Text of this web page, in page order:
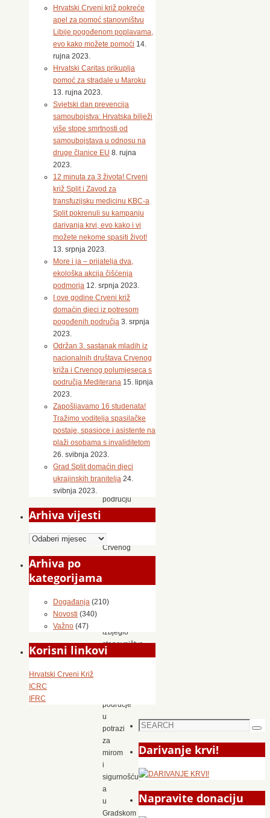
na
Ukrajinu
izbjegličke
kojoj
raseljenog
stanovništva
utočište
potražilo
području
Republike
Hrvatske,
jedan
njih
u
protekloj
godini
boravio
uvijek
boravi
te
u
općinama
Podstrana
i
Šolta
na
području
Gradsko
društvo
Crvenog
Od
ratne
izbjeglo
stanovništvo
dolazilo
područje
u
potrazi
za
mirom
i
sigurnošću,
a
u
Gradskom
Hrvatski Crveni križ pokreće
apel za pomoć stanovništvu
Libije pogođenom poplavama,
evo kako možete pomoći 14.
rujna 2023.
Hrvatski Caritas prikuplja
pomoć za stradale u Maroku
13. rujna 2023.
Svjetski dan prevencija
samoubojstva: Hrvatska bilježi
više stope smrtnosti od
samoubojstava u odnosu na
druge članice EU 8. rujna
2023.
12 minuta za 3 života! Crveni
križ Split i Zavod za
transfuzijsku medicinu KBC-a
Split pokrenuli su kampanju
darivanja krvi, evo kako i vi
možete nekome spasiti život!
13. srpnja 2023.
More i ja – prijatelja dva,
ekološka akcija čišćenja
podmorja 12. srpnja 2023.
I ove godine Crveni križ
domaćin djeci iz potresom
pogođenih područja 3. srpnja
2023.
Održan 3. sastanak mladih iz
nacionalnih društava Crvenog
križa i Crvenog polumjeseca s
područja Mediterana 15. lipnja
2023.
Zapošljavamo 16 studenata!
Tražimo voditelja spasilačke
postaje, spasioce i asistente na
plaži osobama s invaliditetom
26. svibnja 2023.
Grad Split domaćin djeci
ukrajinskih branitelja 24.
svibnja 2023.
Arhiva vijesti
Arhiva
Arhiva po
kategorijama
Događanja (210)
Novosti (340)
Važno (47)
Korisni linkovi
Hrvatski Crveni Križ
ICRC
IFRC
Search
Darivanje krvi!
Napravite donaciju